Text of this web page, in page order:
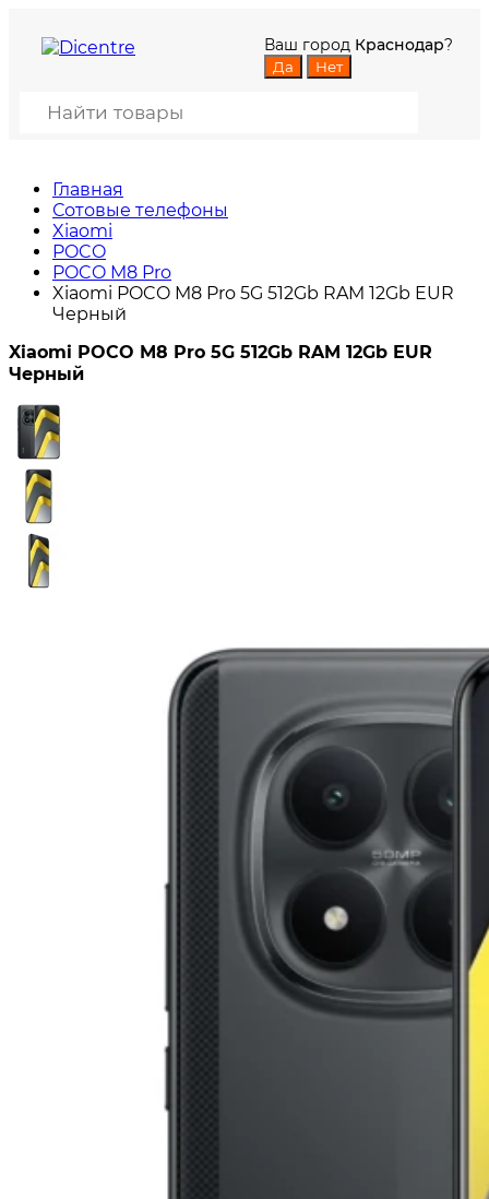
Ваш город Краснодар?
Главная
Сотовые телефоны
Xiaomi
POCO
POCO M8 Pro
Xiaomi POCO M8 Pro 5G 512Gb RAM 12Gb EUR
Черный
Xiaomi POCO M8 Pro 5G 512Gb RAM 12Gb EUR
Черный